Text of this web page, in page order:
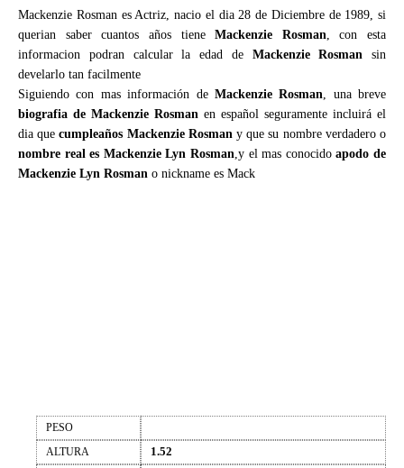
Mackenzie Rosman es Actriz, nacio el dia 28 de Diciembre de 1989, si
querian saber cuantos años tieneMackenzie Rosman, con esta
informacion podran calcular la edad de Mackenzie Rosman sin
develarlo tan facilmente
Siguiendo con mas información de Mackenzie Rosman, una breve
biografia de Mackenzie Rosman en español seguramente incluirá el
dia quecumpleaños Mackenzie Rosmany que su nombre verdadero o
nombre real es Mackenzie Lyn Rosman,y el mas conocidoapodo de
Mackenzie Lyn Rosman o nickname es Mack
PESO
ALTURA
1.52